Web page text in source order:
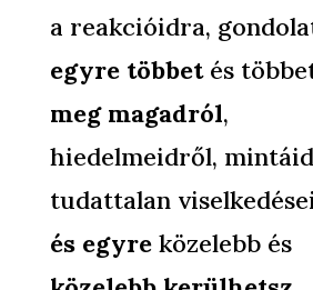
a reakcióidra,
egyre többetés
meg magadról,
hiedelmeidről,
tudattalan
és egyreközelebb és